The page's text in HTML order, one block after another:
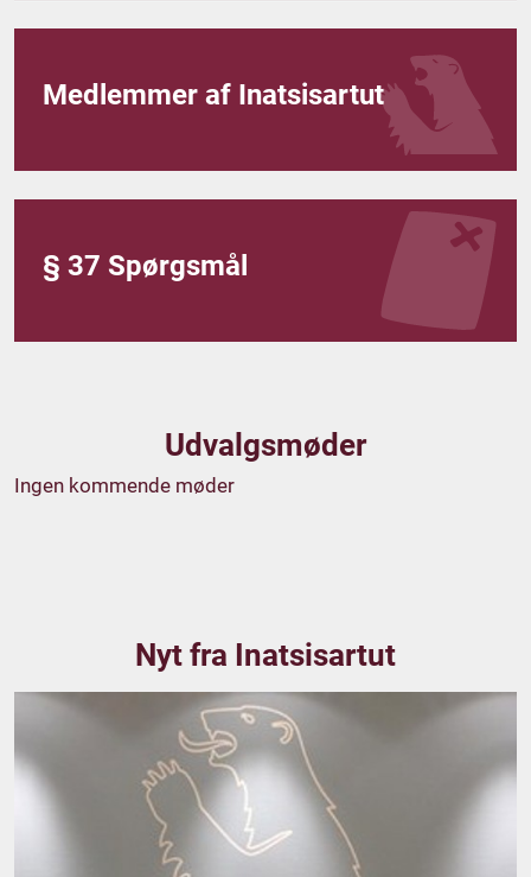
Medlemmer af Inatsisartut
§ 37 Spørgsmål
Udvalgsmøder
Ingen kommende møder
Nyt fra Inatsisartut